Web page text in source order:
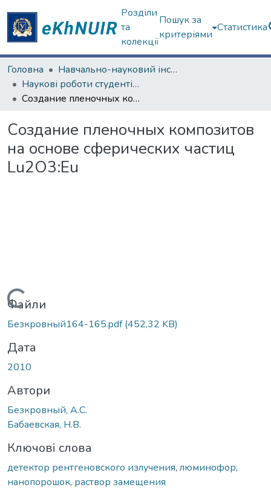
Розділи
та
колекції
Пошук за
критеріями
Статистика
Головна
Навчально-науковий інститут Хімії
Наукові роботи студентів та аспірантів. Навчально-науковий інститут Хімії
Создание пленочных композитов на основе сферических частиц Lu2O3:Eu
Создание пленочных композитов
на основе сферических частиц
Lu2O3:Eu
Вантажиться...
Файли
Безкровный164-165.pdf(452,32 KB)
Дата
2010
Автори
Безкровный, А.С.
Бабаевская, Н.В.
Ключові слова
детектор рентгеновского излучения, люминофор,
нанопорошок, раствор замещения